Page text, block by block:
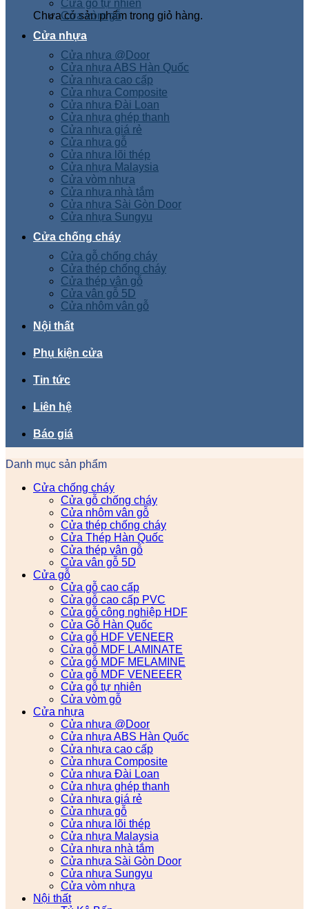
Chưa có sản phẩm trong giỏ hàng.
Cửa gỗ tự nhiên
Cửa vòm gỗ
Cửa nhựa
Cửa nhựa @Door
Cửa nhựa ABS Hàn Quốc
Cửa nhựa cao cấp
Cửa nhựa Composite
Cửa nhựa Đài Loan
Cửa nhựa ghép thanh
Cửa nhựa giá rẻ
Cửa nhựa gỗ
Cửa nhựa lõi thép
Cửa nhựa Malaysia
Cửa vòm nhựa
Cửa nhựa nhà tắm
Cửa nhựa Sài Gòn Door
Cửa nhựa Sungyu
Cửa chống cháy
Cửa gỗ chống cháy
Cửa thép chống cháy
Cửa thép vân gỗ
Cửa vân gỗ 5D
Cửa nhôm vân gỗ
Nội thất
Phụ kiện cửa
Tin tức
Liên hệ
Báo giá
Danh mục sản phẩm
Cửa chống cháy
Cửa gỗ chống cháy
Cửa nhôm vân gỗ
Cửa thép chống cháy
Cửa Thép Hàn Quốc
Cửa thép vân gỗ
Cửa vân gỗ 5D
Cửa gỗ
Cửa gỗ cao cấp
Cửa gỗ cao cấp PVC
Cửa gỗ công nghiệp HDF
Cửa Gỗ Hàn Quốc
Cửa gỗ HDF VENEER
Cửa gỗ MDF LAMINATE
Cửa gỗ MDF MELAMINE
Cửa gỗ MDF VENEEER
Cửa gỗ tự nhiên
Cửa vòm gỗ
Cửa nhựa
Cửa nhựa @Door
Cửa nhựa ABS Hàn Quốc
Cửa nhựa cao cấp
Cửa nhựa Composite
Cửa nhựa Đài Loan
Cửa nhựa ghép thanh
Cửa nhựa giá rẻ
Cửa nhựa gỗ
Cửa nhựa lõi thép
Cửa nhựa Malaysia
Cửa nhựa nhà tắm
Cửa nhựa Sài Gòn Door
Cửa nhựa Sungyu
Cửa vòm nhựa
Nội thất